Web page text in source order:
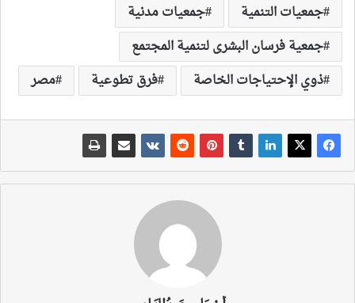
جمعيات التنمية
جمعيات مدنية
جمعية فرسان البشرى لتنمية المجتمع
ذوي الإحتياجات الخاصة
فرق تطوعية مصر